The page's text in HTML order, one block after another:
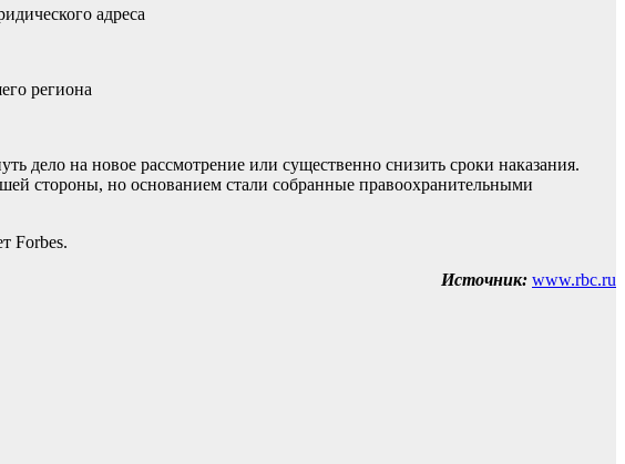
адреса
региона
дело на новое рассмотрение или существенно снизить сроки наказания.
стороны, но основанием стали собранные правоохранительными
Forbes.
Источник: www.rbc.ru